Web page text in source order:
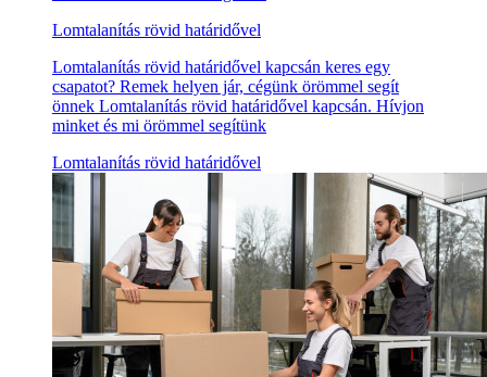
Lomtalanítás rövid határidővel
Lomtalanítás rövid határidővel kapcsán keres egy
csapatot? Remek helyen jár, cégünk örömmel segít
önnek Lomtalanítás rövid határidővel kapcsán. Hívjon
minket és mi örömmel segítünk
Lomtalanítás rövid határidővel